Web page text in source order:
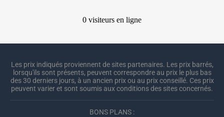
Les prix indiqués proviennent de sites partenaires. Les prix barrés,
lorsqu'ils sont présents, peuvent correspondre au prix le plus bas
des 30 derniers jours, à un ancien prix ou au prix conseillé. Ces prix
peuvent varier et sont soumis aux conditions des sites concernés.
BONS PLANS :